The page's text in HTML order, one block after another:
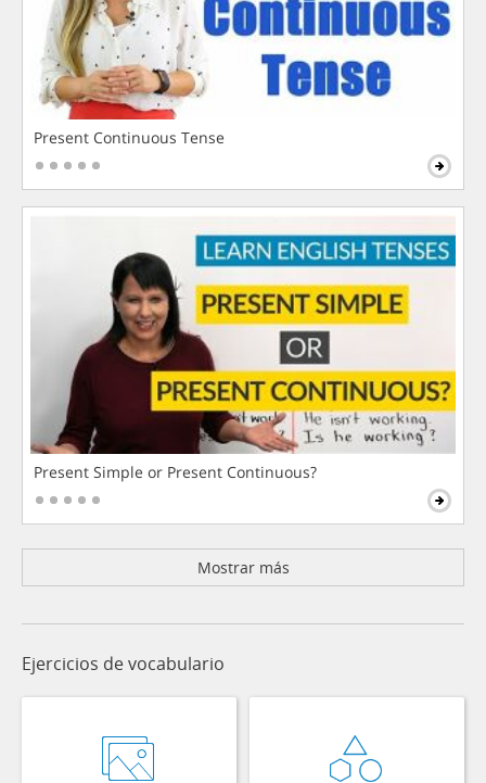
Present Continuous Tense
Present Simple or Present Continuous?
Mostrar más
Ejercicios de vocabulario